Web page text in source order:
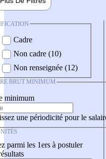
Cadre
Non cadre (10)
Non renseignée (12)
BRUT MINIMUM
minimum
une périodicité pour le
parmi les 1ers à postuler